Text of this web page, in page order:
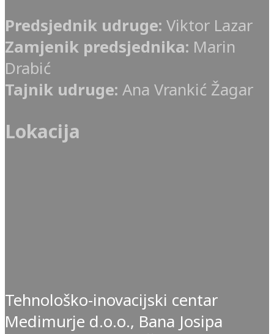
Predsjednik udruge: Viktor Lazar
Zamjenik predsjednika: Marin
Drabić
Tajnik udruge: Ana Vrankić Žagar
Lokacija
Tehnološko-inovacijski centar
Medimurje d.o.o., Bana Josipa